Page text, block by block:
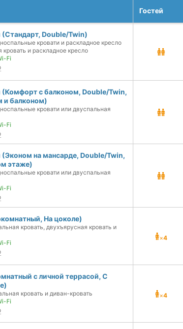
Гостей
Double/Twin)
кровати и раскладное кресло
кровать и раскладное кресло
Fi
с балконом, Double/Twin,
и балконом)
кровати или двуспальная
Fi
на мансарде, Double/Twin,
этаже)
кровати или двуспальная
Fi
На цоколе)
кровать, двухъярусная кровать и
Fi
×4
с личной террасой, С
кровать и диван-кровать
Fi
×4